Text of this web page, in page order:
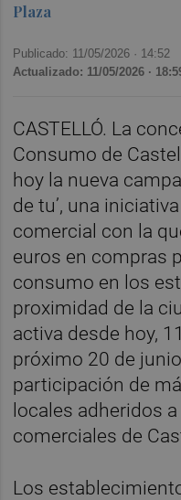
Plaza
Publicado: 11/05/2026 · 14:52
Actualizado: 11/05/2026 ·
CASTELLÓ. La
Consumo de
hoy la nueva
de tu’, una
comercial con la
euros en compras
consumo en los
proximidad de la
activa desde hoy,
próximo 20 de
participación de
locales adheridos
comerciales de
Los